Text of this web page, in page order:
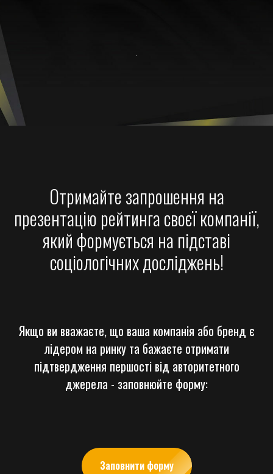
Отримайте запрошення на
презентацію рейтинга своєї компанії,
який формується на підставі
соціологічних досліджень!
Якщо ви вважаєте, що ваша компанія або бренд є
лідером на ринку та бажаєте отримати
підтвердження першості від авторитетного
джерела - заповнюйте форму:
Заповнити форму